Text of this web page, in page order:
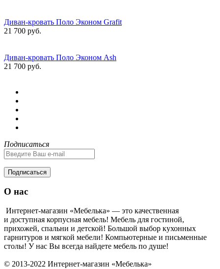
Диван-кровать Поло Эконом Grafit
21 700 руб.
Диван-кровать Поло Эконом Ash
21 700 руб.
Подписаться
Подписаться
О нас
Интернет-магазин «Мебелька» — это качественная
и доступная корпусная мебель! Мебель для гостиной,
прихожей, спальни и детской! Большой выбор кухонных
гарнитуров и мягкой мебели! Компьютерные и письменные
столы! У нас Вы всегда найдете мебель по душе!
© 2013-2022 Интернет-магазин «Мебелька»